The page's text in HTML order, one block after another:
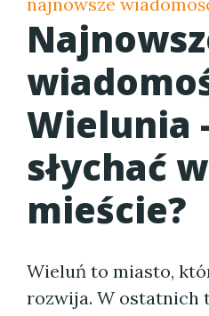
Wielunia
słychać w
mieście?
Wieluń to miasto,
rozwija. W ostatnich